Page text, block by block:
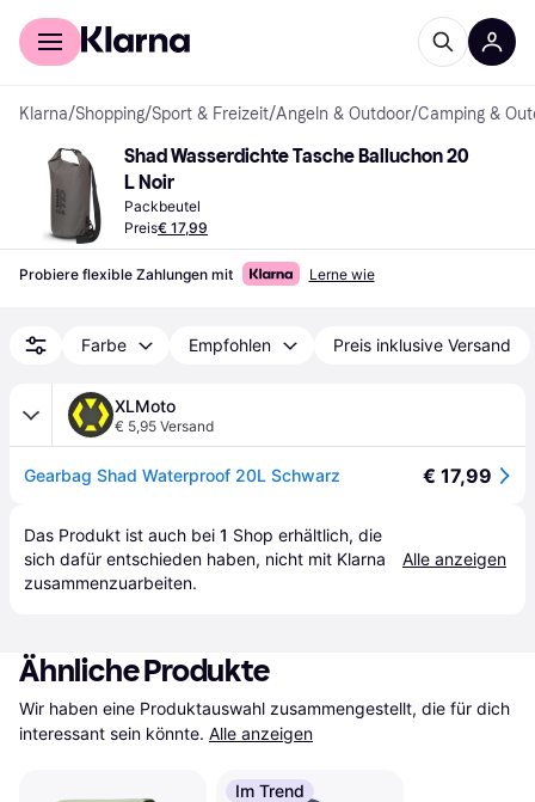
Für Shopper
Klarna/Shopping/Sport & Freizeit/Angeln & Outdoor/Camping &
Shad Wasserdichte Tasche Balluchon 20
L Noir
Packbeutel
Preis€ 17,99
Probiere flexible Zahlungen mit Lerne wie
Farbe Empfohlen Preis inklusive Versand
XLMoto
€ 5,95 Versand
Gearbag Shad Waterproof 20L Schwarz € 17,99
Das Produkt ist auch bei 1 Shop erhältlich, die
sich dafür entschieden haben, nicht mit Klarna
zusammenzuarbeiten.
Alle anzeigen
Ähnliche Produkte
Wir haben eine Produktauswahl zusammengestellt, die für dich
interessant sein könnte. Alle anzeigen
Im Trend